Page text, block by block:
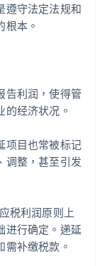
遵守法定法规和
根本。
告利润，使得管
经济状况。
项目也常被标记
调整，甚至引发
应税利润原则上
进行确定。递延
补缴税款。